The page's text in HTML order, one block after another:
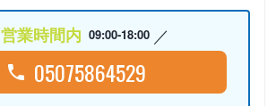
営業時間内 09:00-18:00
05075864529